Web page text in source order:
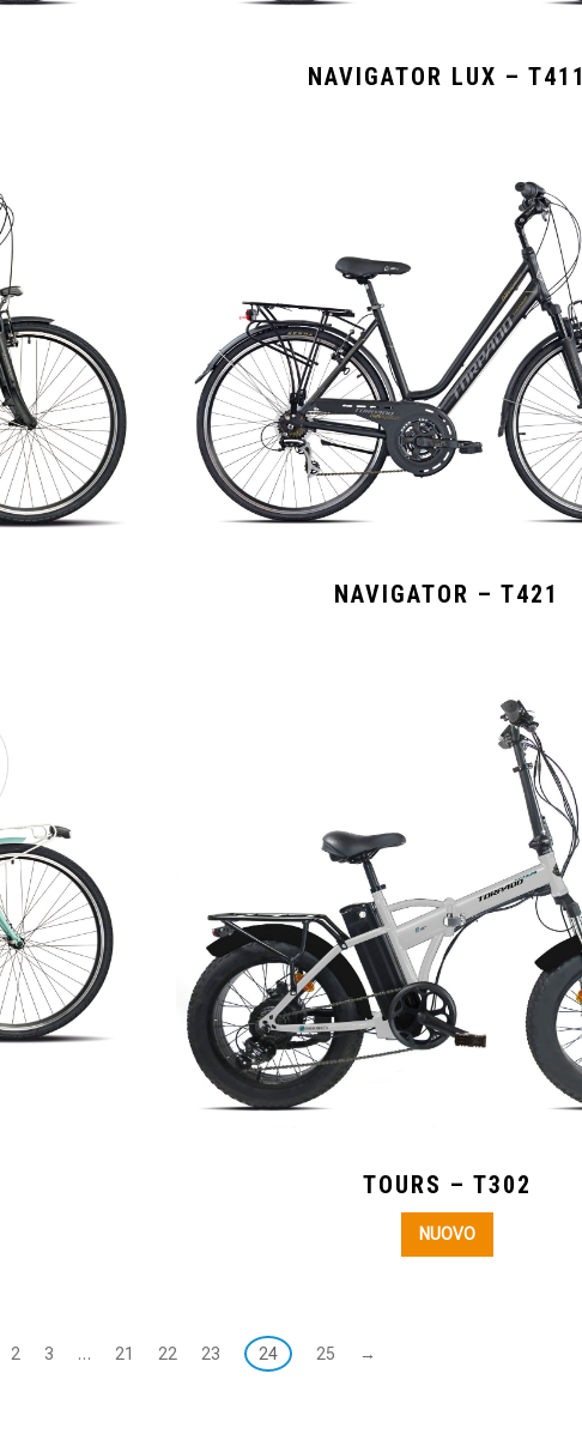
NAVIGATOR LUX – T411
NAVIGATOR – T421
TOURS – T302
NUOVO
2 3 … 21 22 23 24 25 →